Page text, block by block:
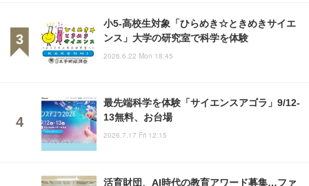
小5-高校生対象「ひらめき☆ときめきサイエ
ンス」大学の研究室で科学を体験
2026.6.22 Mon 18:45
最先端科学を体験「サイエンスアゴラ」9/12-
13無料、お台場
2026.7.17 Fri 12:15
活育財団、AI時代の教育アワード募集…ファ